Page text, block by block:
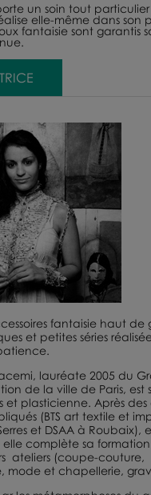
un soin tout
elle-même dans son
fantaisie sont garantis
fantaisie haut de
et petites séries
lauréate 2005 du
de la ville de Paris, est
et plasticienne. Après des
(BTS art textile et
et DSAA à Roubaix),
elle complète sa
ateliers (coupe-couture,
mode et chapellerie,